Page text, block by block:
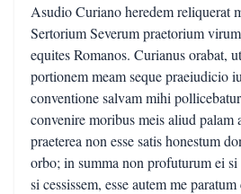
Asudio Curiano heredem reliquerat
Sertorium Severum praetorium
equites Romanos. Curianus orabat,
portionem meam seque praeiudicio
conventione salvam mihi
convenire moribus meis aliud palam
praeterea non esse satis honestum
orbo; in summa non profuturum ei
si cessissem, esse autem me